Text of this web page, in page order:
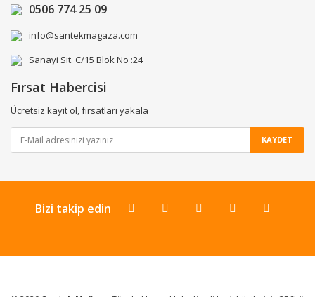
0506 774 25 09
info@santekmagaza.com
Sanayi Sit. C/15 Blok No :24
Fırsat Habercisi
Ücretsiz kayıt ol, fırsatları yakala
KAYDET
Bizi takip edin